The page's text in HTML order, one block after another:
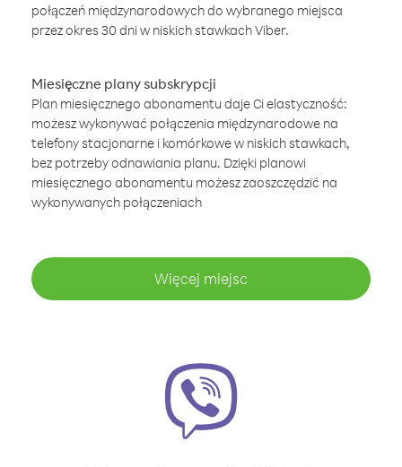
połączeń międzynarodowych do wybranego miejsca
przez okres 30 dni w niskich stawkach Viber.
Miesięczne plany subskrypcji
Plan miesięcznego abonamentu daje Ci elastyczność:
możesz wykonywać połączenia międzynarodowe na
telefony stacjonarne i komórkowe w niskich stawkach,
bez potrzeby odnawiania planu. Dzięki planowi
miesięcznego abonamentu możesz zaoszczędzić na
wykonywanych połączeniach
Więcej miejsc